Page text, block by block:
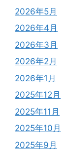
2026年5月
2026年4月
2026年3月
2026年2月
2026年1月
2025年12月
2025年11月
2025年10月
2025年9月